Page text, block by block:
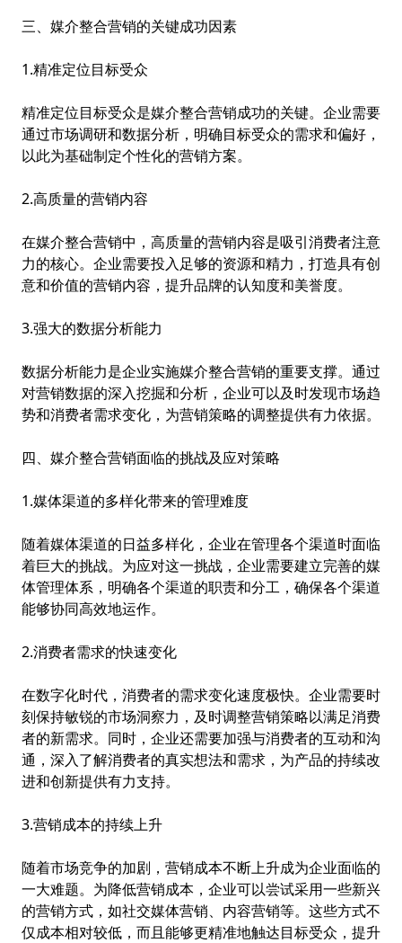
三、媒介整合营销的关键成功因素
1.精准定位目标受众
精准定位目标受众是媒介整合营销成功的关键。企业需要
通过市场调研和数据分析，明确目标受众的需求和偏好，
以此为基础制定个性化的营销方案。
2.高质量的营销内容
在媒介整合营销中，高质量的营销内容是吸引消费者注意
力的核心。企业需要投入足够的资源和精力，打造具有创
意和价值的营销内容，提升品牌的认知度和美誉度。
3.强大的数据分析能力
数据分析能力是企业实施媒介整合营销的重要支撑。通过
对营销数据的深入挖掘和分析，企业可以及时发现市场趋
势和消费者需求变化，为营销策略的调整提供有力依据。
四、媒介整合营销面临的挑战及应对策略
1.媒体渠道的多样化带来的管理难度
随着媒体渠道的日益多样化，企业在管理各个渠道时面临
着巨大的挑战。为应对这一挑战，企业需要建立完善的媒
体管理体系，明确各个渠道的职责和分工，确保各个渠道
能够协同高效地运作。
2.消费者需求的快速变化
在数字化时代，消费者的需求变化速度极快。企业需要时
刻保持敏锐的市场洞察力，及时调整营销策略以满足消费
者的新需求。同时，企业还需要加强与消费者的互动和沟
通，深入了解消费者的真实想法和需求，为产品的持续改
进和创新提供有力支持。
3.营销成本的持续上升
随着市场竞争的加剧，营销成本不断上升成为企业面临的
一大难题。为降低营销成本，企业可以尝试采用一些新兴
的营销方式，如社交媒体营销、内容营销等。这些方式不
仅成本相对较低，而且能够更精准地触达目标受众，提升